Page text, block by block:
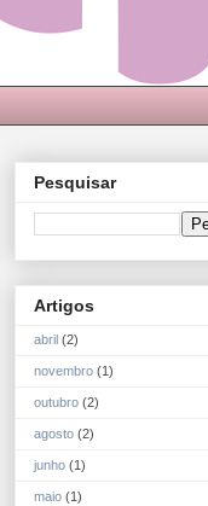
Pesquisar
Artigos
abril (2)
novembro (1)
outubro (2)
agosto (2)
junho (1)
maio (1)